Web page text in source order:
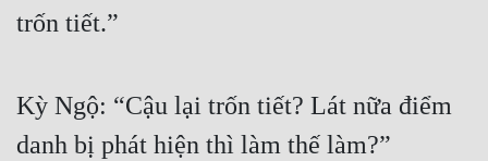
Phong Thủy - Tâm Linh
trốn tiết.”
Kỳ Ngộ: “Cậu lại trốn tiết? Lát nữa điểm
danh bị phát hiện thì làm thế làm?”